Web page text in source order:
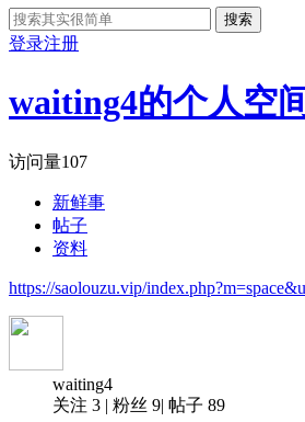
搜索
登录注册
waiting4的个人空
访问量107
新鲜事
帖子
资料
https://saolouzu.vip/
waiting4
关注 3 | 粉丝 9| 帖子 89